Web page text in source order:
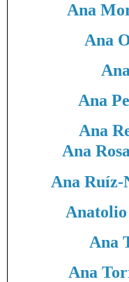
Ana
Ana
Ana
Ana
Ana
Ana Ruíz-
Anatolio
Ana
Ana